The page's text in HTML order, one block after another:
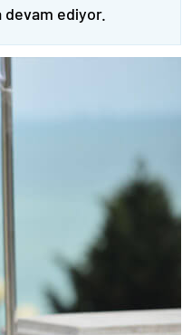
ediyor.